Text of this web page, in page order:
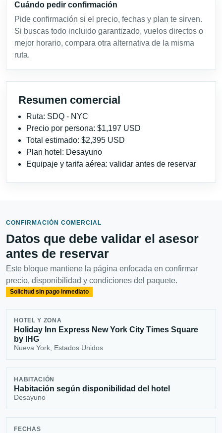
Cuándo pedir confirmación
Pide confirmación si el precio, fechas y plan te sirven.
Si buscas todo incluido garantizado, vuelos directos o
mejor horario, compara otra alternativa de la misma
ruta.
Resumen comercial
Ruta: SDQ - NYC
Precio por persona: $1,197 USD
Total estimado: $2,395 USD
Plan hotel: Desayuno
Equipaje y tarifa aérea: validar antes de reservar
CONFIRMACIÓN COMERCIAL
Datos que debe validar el asesor
antes de reservar
Este bloque mantiene la página enfocada en confirmar
precio, disponibilidad y condiciones del paquete.
Solicitud sin pago inmediato
HOTEL Y ZONA
Holiday Inn Express New York City Times Square
by IHG
Nueva York, Estados Unidos
HABITACIÓN
Habitación según disponibilidad del hotel
Desayuno
FECHAS